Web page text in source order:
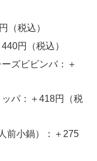
（税込）
円（税込）
ズビビンバ：＋
パ：＋418円（税
前小鍋）：＋275